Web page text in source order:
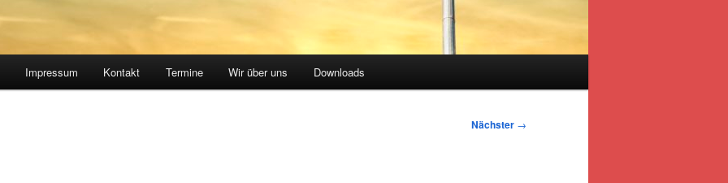
Impressum Kontakt Termine Wir über uns Downloads
Nächster →